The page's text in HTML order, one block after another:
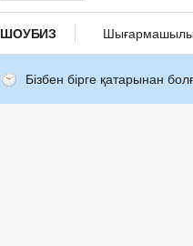
ШОУБИЗ
Бізбен бірге қатарынан